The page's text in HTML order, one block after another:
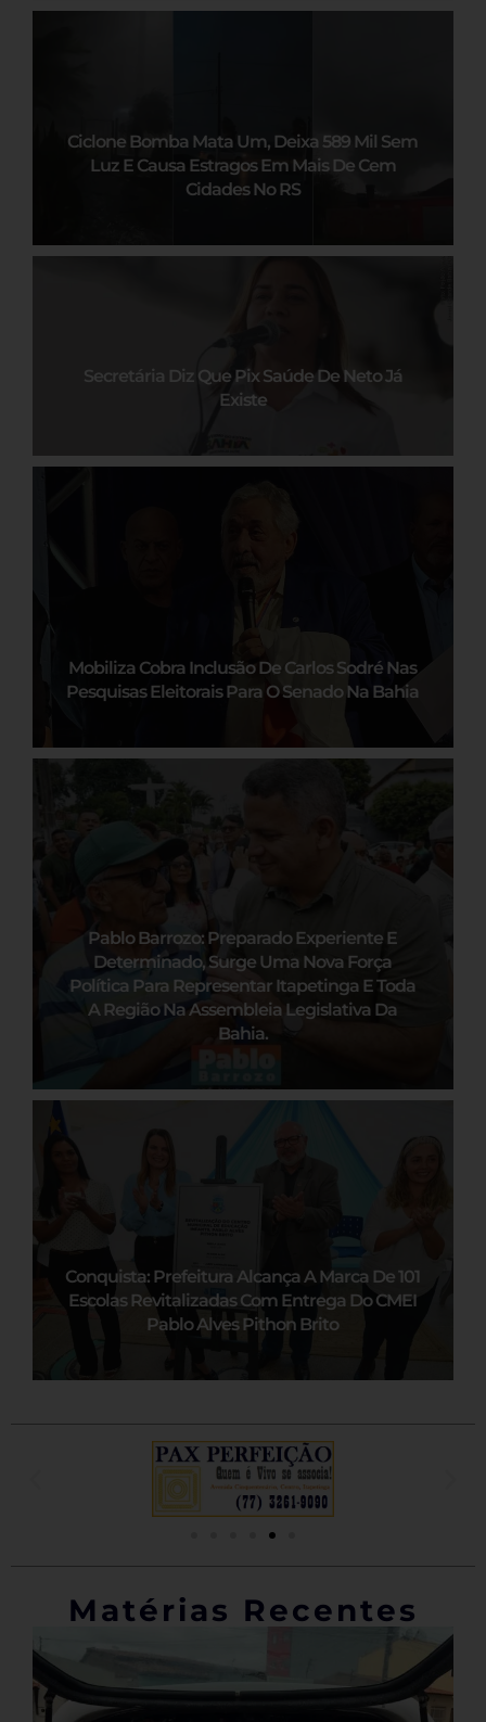
Ciclone Bomba Mata Um, Deixa 589 Mil Sem
Luz E Causa Estragos Em Mais De Cem
Cidades No RS
Secretária Diz Que Pix Saúde De Neto Já
Existe
Mobiliza Cobra Inclusão De Carlos Sodré Nas
Pesquisas Eleitorais Para O Senado Na Bahia
Pablo Barrozo: Preparado Experiente E
Determinado, Surge Uma Nova Força
Política Para Representar Itapetinga E Toda
A Região Na Assembleia Legislativa Da
Bahia.
Conquista: Prefeitura Alcança A Marca De 101
Escolas Revitalizadas Com Entrega Do CMEI
Pablo Alves Pithon Brito
Matérias Recentes